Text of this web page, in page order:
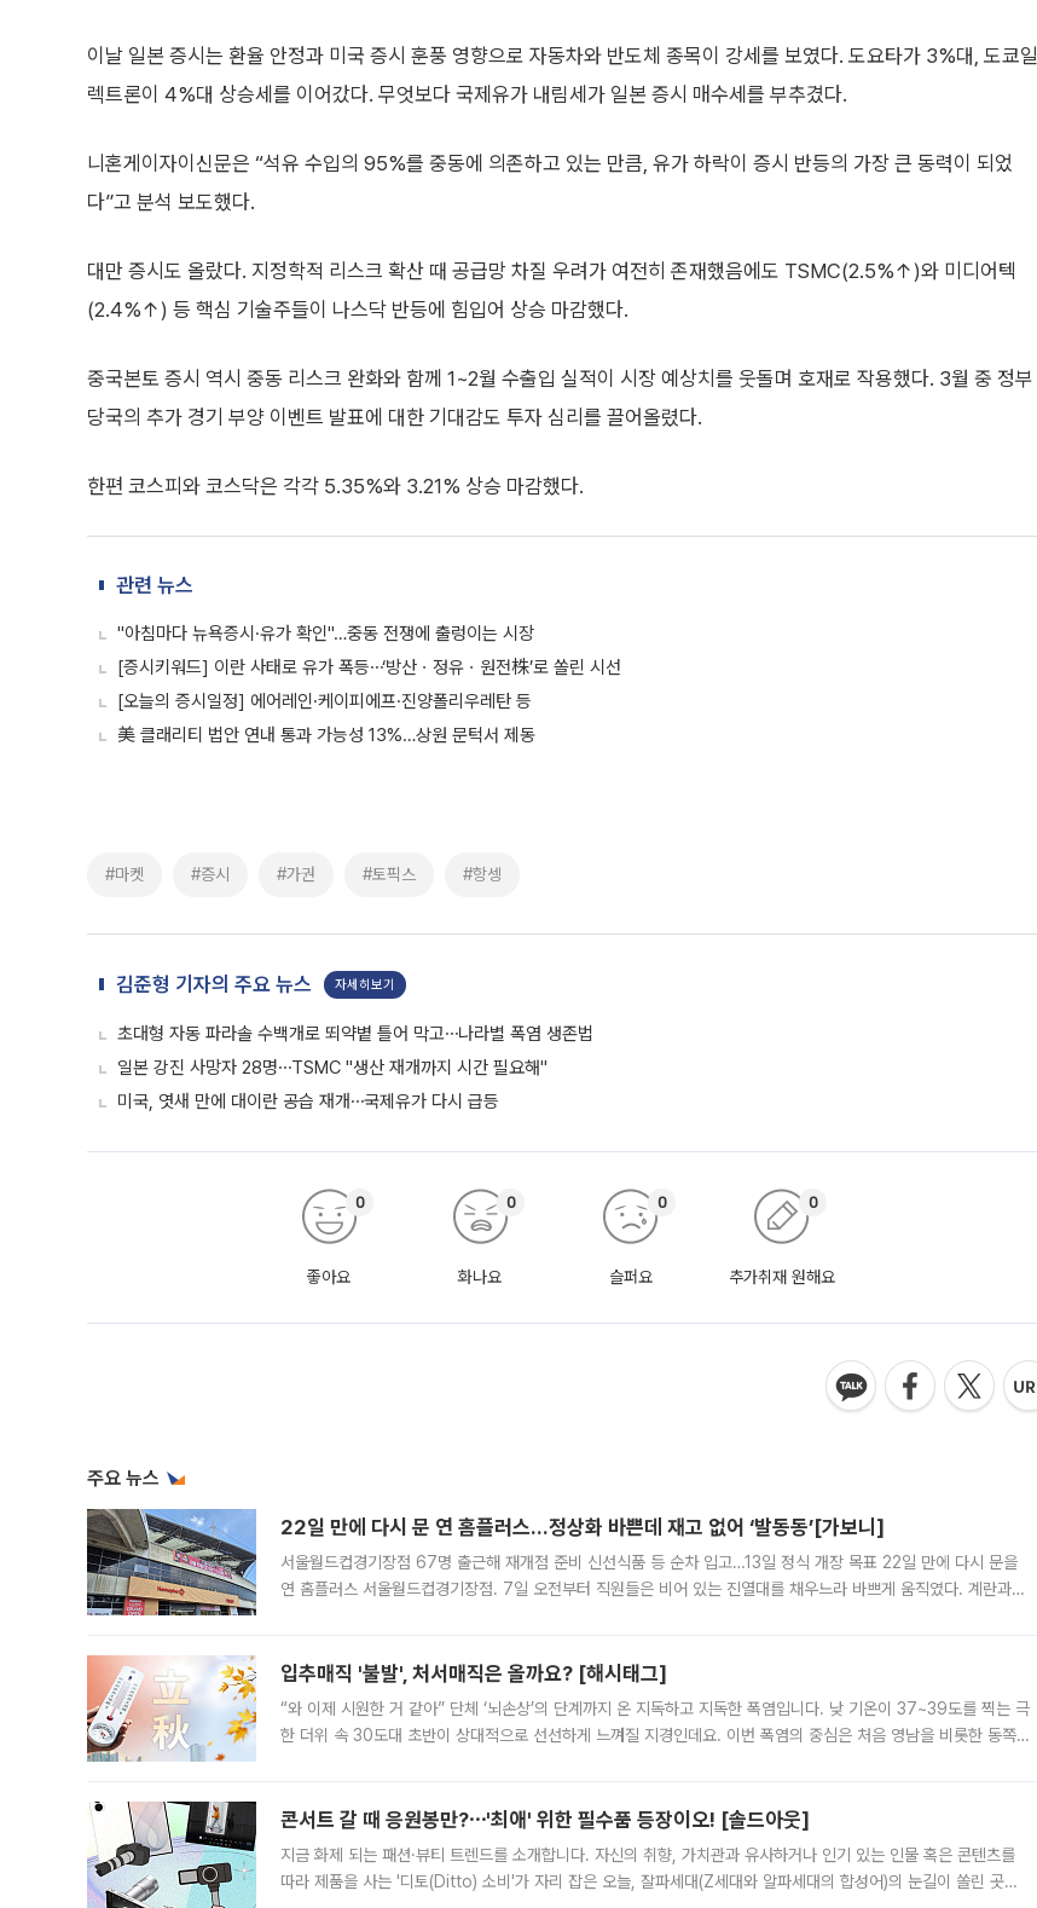
이날 일본 증시는 환율 안정과 미국 증시 훈풍 영향으로 자동차와 반도체 종목이 강세를 보였다. 도요타가 3%대, 도쿄일
렉트론이 4%대 상승세를 이어갔다. 무엇보다 국제유가 내림세가 일본 증시 매수세를 부추겼다.
니혼게이자이신문은 “석유 수입의 95%를 중동에 의존하고 있는 만큼, 유가 하락이 증시 반등의 가장 큰 동력이 되었
다”고 분석 보도했다.
대만 증시도 올랐다. 지정학적 리스크 확산 때 공급망 차질 우려가 여전히 존재했음에도 TSMC(2.5%↑)와 미디어텍
(2.4%↑) 등 핵심 기술주들이 나스닥 반등에 힘입어 상승 마감했다.
중국본토 증시 역시 중동 리스크 완화와 함께 1~2월 수출입 실적이 시장 예상치를 웃돌며 호재로 작용했다. 3월 중 정부
당국의 추가 경기 부양 이벤트 발표에 대한 기대감도 투자 심리를 끌어올렸다.
한편 코스피와 코스닥은 각각 5.35%와 3.21% 상승 마감했다.
관련 뉴스
"아침마다 뉴욕증시·유가 확인"…중동 전쟁에 출렁이는 시장
[증시키워드] 이란 사태로 유가 폭등⋯‘방산ㆍ정유ㆍ원전株’로 쏠린 시선
[오늘의 증시일정] 에어레인·케이피에프·진양폴리우레탄 등
美 클래리티 법안 연내 통과 가능성 13%…상원 문턱서 제동
#마켓 #증시 #가권 #토픽스 #항셍
김준형 기자의 주요 뉴스 자세히보기
초대형 자동 파라솔 수백개로 뙤약볕 틀어 막고⋯나라별 폭염 생존법
일본 강진 사망자 28명⋯TSMC "생산 재개까지 시간 필요해"
미국, 엿새 만에 대이란 공습 재개⋯국제유가 다시 급등
좋아요
0
화나요
0
슬퍼요
0
추가취재 원해요
0
주요 뉴스
22일 만에 다시 문 연 홈플러스…정상화 바쁜데 재고 없어 ‘발동동’[가보니]
서울월드컵경기장점 67명 출근해 재개점 준비 신선식품 등 순차 입고…13일 정식 개장 목표 22일 만에 다시 문을
연 홈플러스 서울월드컵경기장점. 7일 오전부터 직원들은 비어 있는 진열대를 채우느라 바쁘게 움직였다. 계란과
입추매직 '불발', 처서매직은 올까요? [해시태그]
“와 이제 시원한 거 같아” 단체 ‘뇌손상’의 단계까지 온 지독하고 지독한 폭염입니다. 낮 기온이 37~39도를 찍는 극
한 더위 속 30도대 초반이 상대적으로 선선하게 느껴질 지경인데요. 이번 폭염의 중심은 처음 영남을 비롯한 동쪽
콘서트 갈 때 응원봉만?⋯'최애' 위한 필수품 등장이오! [솔드아웃]
지금 화제 되는 패션·뷰티 트렌드를 소개합니다. 자신의 취향, 가치관과 유사하거나 인기 있는 인물 혹은 콘텐츠를
따라 제품을 사는 '디토(Ditto) 소비'가 자리 잡은 오늘, 잘파세대(Z세대와 알파세대의 합성어)의 눈길이 쏠린 곳은